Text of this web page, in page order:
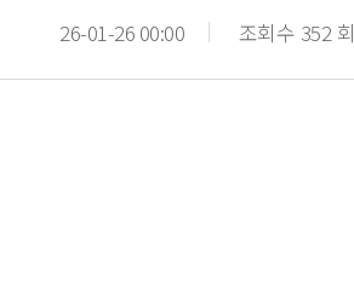
26-01-26 00:00 조회수 352 회